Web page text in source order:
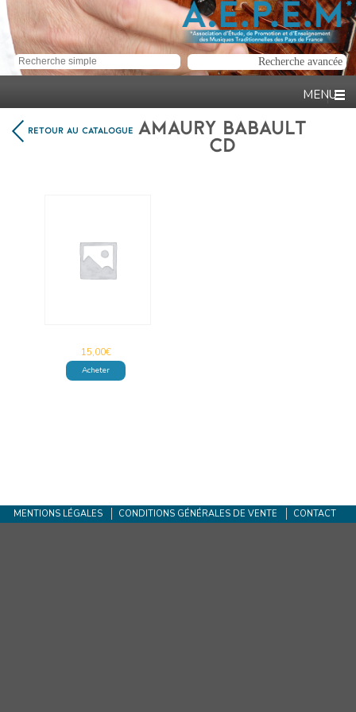
RETOUR AU CATALOGUE
AMAURY BABAULT
CD
15,00€
Acheter
MENTIONS LÉGALES CONDITIONS GÉNÉRALES DE VENTE CONTACT